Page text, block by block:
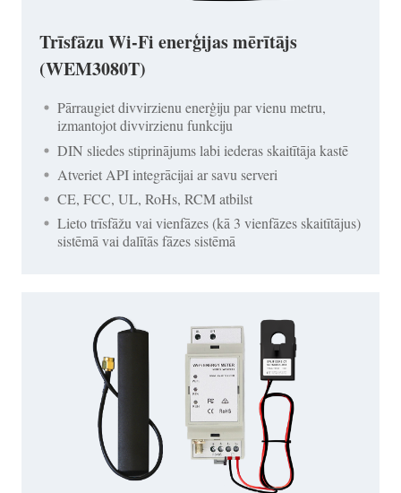
Trīsfāzu Wi-Fi enerģijas mērītājs
(WEM3080T)
Pārraugiet divvirzienu enerģiju par vienu metru,
izmantojot divvirzienu funkciju
DIN sliedes stiprinājums labi iederas skaitītāja kastē
Atveriet API integrācijai ar savu serveri
CE, FCC, UL, RoHs, RCM atbilst
Lieto trīsfāžu vai vienfāzes (kā 3 vienfāzes skaitītājus)
sistēmā vai dalītās fāzes sistēmā